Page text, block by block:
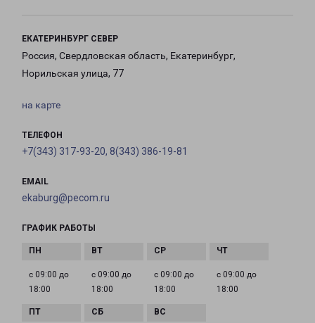
ЕКАТЕРИНБУРГ СЕВЕР
Россия, Свердловская область, Екатеринбург,
Норильская улица, 77
на карте
ТЕЛЕФОН
+7(343) 317-93-20, 8(343) 386-19-81
EMAIL
ekaburg@pecom.ru
ГРАФИК РАБОТЫ
с 09:00 до
18:00
с 09:00 до
18:00
с 09:00 до
18:00
с 09:00 до
18:00